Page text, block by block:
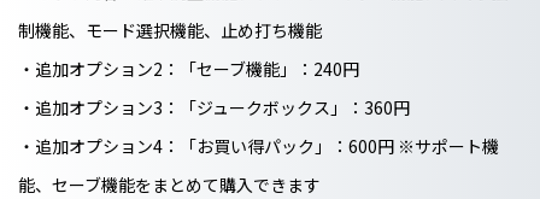
制機能、モード選択機能、止め打ち機能
・追加オプション2：「セーブ機能」：240円
・追加オプション3：「ジュークボックス」：360円
・追加オプション4：「お買い得パック」：600円 ※サポート機
能、セーブ機能をまとめて購入できます